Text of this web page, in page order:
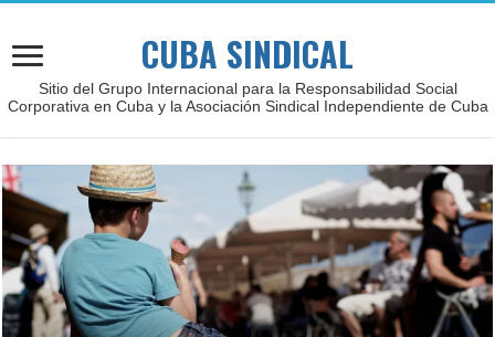
CUBA SINDICAL
Sitio del Grupo Internacional para la Responsabilidad Social
Corporativa en Cuba y la Asociación Sindical Independiente de Cuba